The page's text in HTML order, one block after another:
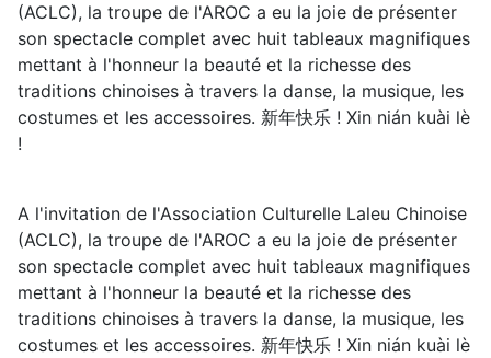
(ACLC), la troupe de l'AROC a eu la joie de présenter
son spectacle complet avec huit tableaux magnifiques
mettant à l'honneur la beauté et la richesse des
traditions chinoises à travers la danse, la musique, les
costumes et les accessoires. 新年快乐 ! Xin nián kuài lè
!
A l'invitation de l'Association Culturelle Laleu Chinoise
(ACLC), la troupe de l'AROC a eu la joie de présenter
son spectacle complet avec huit tableaux magnifiques
mettant à l'honneur la beauté et la richesse des
traditions chinoises à travers la danse, la musique, les
costumes et les accessoires. 新年快乐 ! Xin nián kuài lè